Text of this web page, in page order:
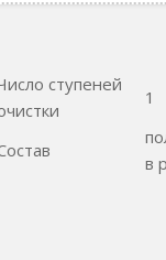
ступеней
1
в